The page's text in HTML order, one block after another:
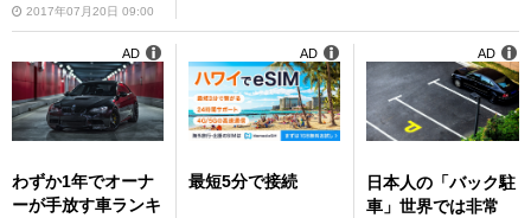
2017年07月20日 09:00
わずか1年でオーナ
ーが手放す車ランキ
AD
最短5分で接続
AD
日本人の「バック駐
車」世界では非常
AD